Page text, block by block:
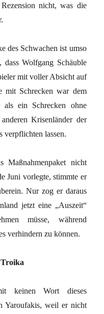
nicht, was die
des Schwachen ist umso
dass Wolfgang Schäuble
mit voller Absicht auf
mit Schrecken war dem
als ein Schrecken ohne
Krisenländer der
verpflichten lassen.
Maßnahmenpaket nicht
Juni vorlegte, stimmte er
Nur zog er daraus
jetzt eine „Auszeit“
müsse, während
verhindern zu können.
keinen Wort dieses
Yaroufakis, weil er nicht